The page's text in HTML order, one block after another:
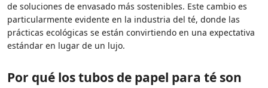
de soluciones de envasado más sostenibles. Este cambio es
particularmente evidente en la industria del té, donde las
prácticas ecológicas se están convirtiendo en una expectativa
estándar en lugar de un lujo.
Por qué los tubos de papel para té son